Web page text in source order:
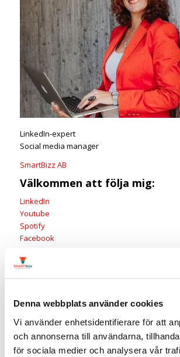
Denna webbplats använder cookies
Vi använder enhetsidentifierare för att
och annonserna till användarna,
för sociala medier och analysera vår
LinkedIn-expert
Social media manager
SmartBizz AB
Välkommen att följa mig:
LinkedIn
Youtube
Spotify
Facebook
Twitter
Taggar:Filmklipp,Linda Björck,LinkedIn video,
2Kommentarer
Trackbacks & Pingbacks
10 sajter med gratis musik för sociala
2022/01/03 kl. 12:22